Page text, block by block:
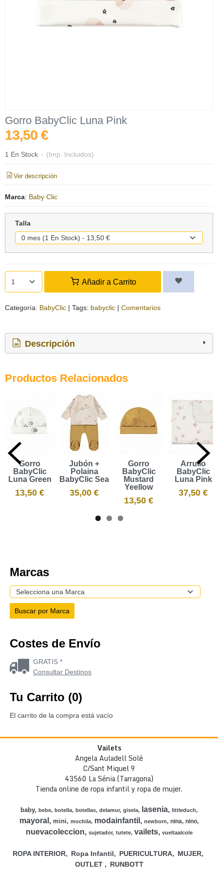
Gorro BabyClic Luna Pink
13,50 €
1 En Stock - (Imp. Incluidos)
Ver descripción
Marca: Baby Clic
Talla
Añadir a Carrito
Categoría: BabyClic | Tags: babyclic | Comentarios
Descripción
Productos Relacionados
Gorro
BabyClic
Luna Green
13,50 €
Jubón +
Polaina
BabyClic Sea
35,00 €
Gorro
BabyClic
Mustard
Yeellow
13,50 €
Arrullo
BabyClic
Luna Pink
37,50 €
Marcas
Costes de Envío
GRATIS *
Consultar Destinos
Tu Carrito (0)
El carrito de la compra está vacío
Vailets
Angela Auladell Solé
C/Sant Miquel 9
43560 La Sénia (Tarragona)
Tienda online de ropa infantil y ropa de mujer.
baby bebe botella botellas delamur gisela lasenia littleduch
mayoral mini mochila modainfantil newborn nina nino
nuevacoleccion sujetador tutete vailets vueltaalcole
ROPA INTERIOR Ropa Infantil PUERICULTURA
MUJER
OUTLET
RUNBOTT